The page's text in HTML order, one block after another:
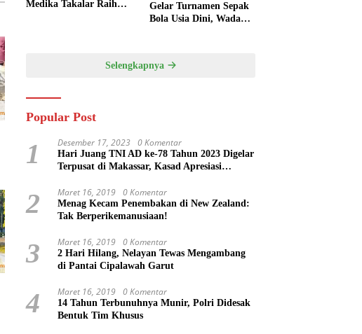
Medika Takalar Raih
Gelar Turnamen Sepak
Bola Usia Dini, Wadah
Selengkapnya
Popular Post
1 Desember 17, 2023 0 Komentar
Hari Juang TNI AD ke-78 Tahun 2023 Digelar
Terpusat di Makassar, Kasad Apresiasi
2 Maret 16, 2019 0 Komentar
Menag Kecam Penembakan di New Zealand:
Tak Berperikemanusiaan!
3 Maret 16, 2019 0 Komentar
2 Hari Hilang, Nelayan Tewas Mengambang
di Pantai Cipalawah Garut
4 Maret 16, 2019 0 Komentar
14 Tahun Terbunuhnya Munir, Polri Didesak
Bentuk Tim Khusus